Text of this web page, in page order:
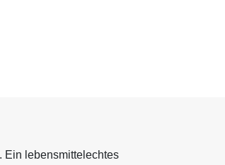
Ein lebensmittelechtes